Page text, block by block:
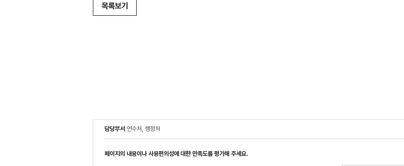
목록보기
담당부서 연수처, 행정처
페이지의 내용이나 사용편의성에 대한 만족도를 평가해 주세요.